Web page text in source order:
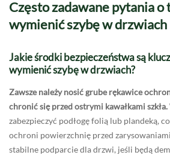
Często zadawane pytania o
wymienić szybę w drzwiach
Jakie środki bezpieczeństwa są
wymienić szybę w drzwiach?
Zawsze należy nosić grube rękawice
chronić się przed ostrymi kawałkami szkła.
zabezpieczyć podłogę folią lub plandeką,
ochroni powierzchnię przed
stabilne podparcie dla drzwi, jeśli będą